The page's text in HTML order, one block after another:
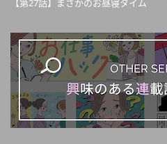
【第27話】まさかのお昼寝タイム